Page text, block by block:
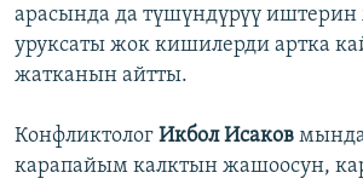
арасында да түшүндүрүү иштерин
уруксаты жок кишилерди артка
жатканын айтты.
Конфликтолог Икбол Исаков
карапайым калктын жашоосун,